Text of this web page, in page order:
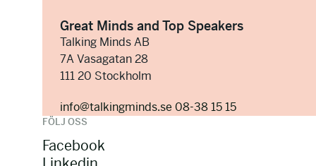
Great Minds and Top Speakers
Talking Minds AB
7A Vasagatan 28
111 20 Stockholm
info@talkingminds.se 08-38 15 15
FÖLJ OSS
Facebook